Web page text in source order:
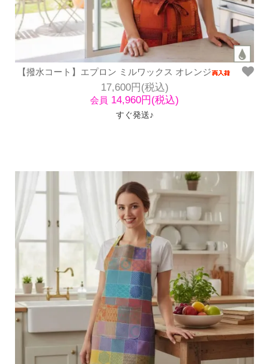
【撥水コート】エプロン ミルワックス オレンジ
17,600円(税込)
会員 14,960円(税込)
すぐ発送♪